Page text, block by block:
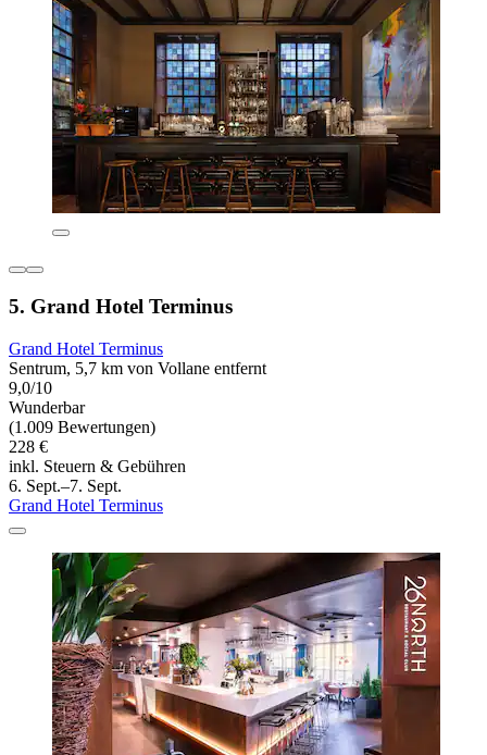
5. Grand Hotel Terminus
Grand Hotel Terminus
Sentrum, 5,7 km von Vollane entfernt
9,0/10
Wunderbar
(1.009 Bewertungen)
228 €
inkl. Steuern & Gebühren
6. Sept.–7. Sept.
Grand Hotel Terminus